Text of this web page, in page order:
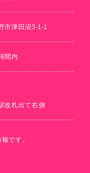
市津田沼3-1-1
間内
改札出て右側
です。